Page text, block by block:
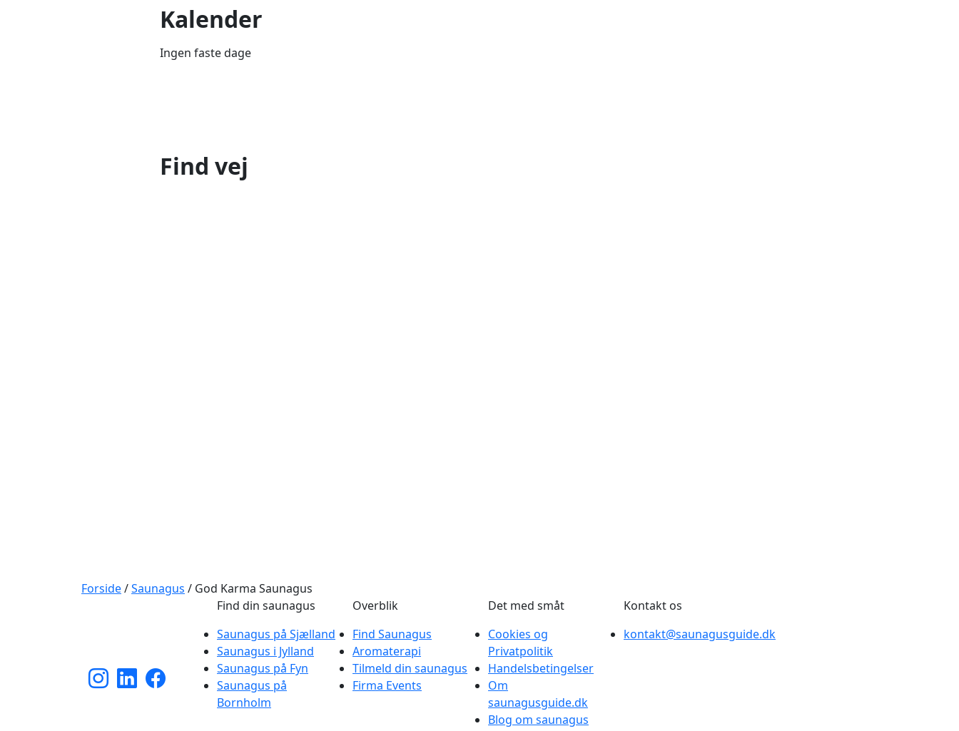
Kalender
Ingen faste dage
Find vej
Forside/Saunagus / God Karma Saunagus
Find din saunagus
Saunagus på Sjælland
Saunagus i Jylland
Saunagus på Fyn
Saunagus på
Bornholm
Overblik
Find Saunagus
Aromaterapi
Tilmeld din saunagus
Firma Events
Det med småt
Cookies og
Privatpolitik
Handelsbetingelser
Om
saunagusguide.dk
Blog om saunagus
Kontakt os
kontakt@saunagusguide.dk